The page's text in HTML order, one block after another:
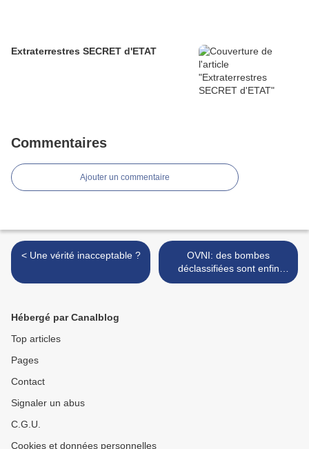
Extraterrestres SECRET d'ETAT
Commentaires
Ajouter un commentaire
< Une vérité inacceptable ?
OVNI: des bombes
déclassifiées sont enfin
révélées >
Hébergé par Canalblog
Top articles
Pages
Contact
Signaler un abus
C.G.U.
Cookies et données personnelles